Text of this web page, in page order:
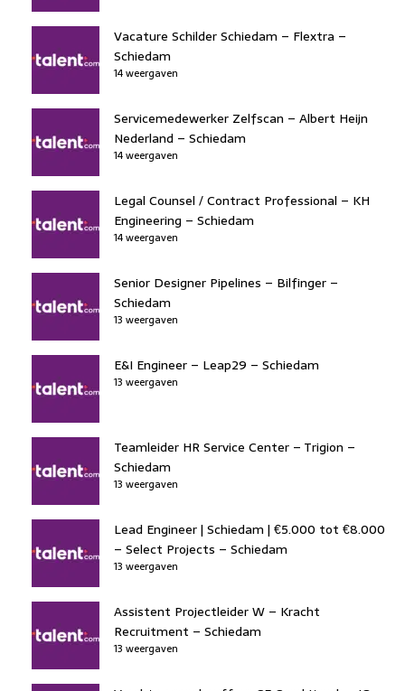
Vacature Schilder Schiedam – Flextra –
Schiedam
14 weergaven
Servicemedewerker Zelfscan – Albert Heijn
Nederland – Schiedam
14 weergaven
Legal Counsel / Contract Professional – KH
Engineering – Schiedam
14 weergaven
Senior Designer Pipelines – Bilfinger –
Schiedam
13 weergaven
E&I Engineer – Leap29 – Schiedam
13 weergaven
Teamleider HR Service Center – Trigion –
Schiedam
13 weergaven
Lead Engineer | Schiedam | €5.000 tot €8.000
– Select Projects – Schiedam
13 weergaven
Assistent Projectleider W – Kracht
Recruitment – Schiedam
13 weergaven